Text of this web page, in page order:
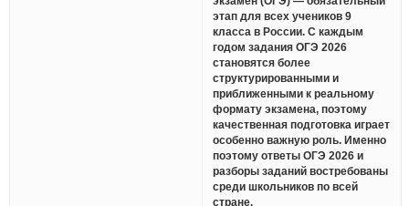
этап для всех учеников 9
класса в России. С каждым
годом задания ОГЭ 2026
становятся более
структурированными и
приближенными к реальному
формату экзамена, поэтому
качественная подготовка играет
особенно важную роль. Именно
поэтому ответы ОГЭ 2026 и
разборы заданий востребованы
среди школьников по всей
стране.